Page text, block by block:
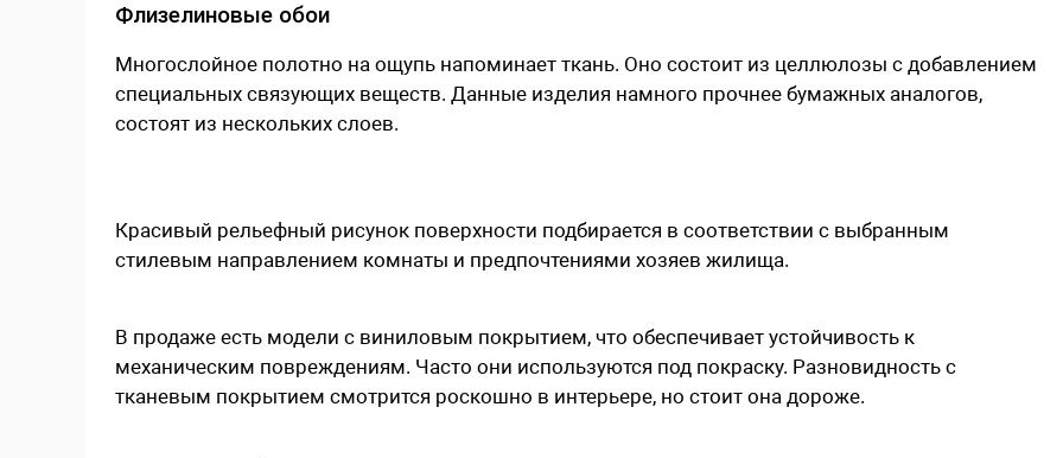
Флизелиновые обои
Многослойное полотно на ощупь напоминает ткань. Оно состоит из целлюлозы с добавлением
специальных связующих веществ. Данные изделия намного прочнее бумажных аналогов,
состоят из нескольких слоев.
Красивый рельефный рисунок поверхности подбирается в соответствии с выбранным
стилевым направлением комнаты и предпочтениями хозяев жилища.
В продаже есть модели с виниловым покрытием, что обеспечивает устойчивость к
механическим повреждениям. Часто они используются под покраску. Разновидность с
тканевым покрытием смотрится роскошно в интерьере, но стоит она дороже.